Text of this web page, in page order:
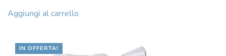
originaleattuale
Aggiungi al carrello
IN OFFERTA!